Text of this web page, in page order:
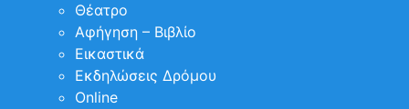
Θέατρο
Αφήγηση – Βιβλίο
Εικαστικά
Εκδηλώσεις Δρόμου
Online